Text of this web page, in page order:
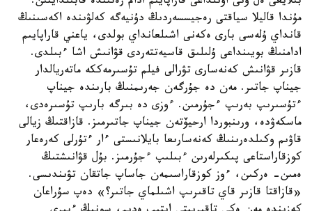
مۇندا قاليلا سياقتى رەجيسسەردىڭ دۇنيەگە كەلۋىندە اكەسىنىڭ
قانداي ۇلەسى بارى ەكەنى اشىلعانداي بولدى، ياعني قاراپايىم
ادامنىڭ بويىنداعى ۇلىلىق قاسيەتتەردى قۋانىش اشا ءبىلدى.
قازىر قۋانىش كەنەسارى تۋرالى فيلم تۇسىرمەككە ماتەريالدار
جيناپ جاتىر. مەن دە جۇرگەن جەرىمنىڭ بارىندە جيناپ
ءتۇسىرىپ بەرىپ ءجۇرمىن. ءوزى دە بىرگە بارىپ تۇسىرەدى،
ماسكەۋدە، ورىنبوردا ارحيۆتەن جيناپ جاتىرمىز. قازاقتىڭ زيالى
قاۋىم وكىلدەرىنىڭ كەنەسارىعا بايلانىستى ءار ءتۇرلى كەرەعار
كوزقاراستاعى پىكىرلەرىن ءبىلىپ ءجۇرمىز. بۇل قۋانىشتىڭ
ەمىن- ەركىن، ءوز كوزقاراسىمەن جاساپ جاتقان تۋىندىسى.
«قازاقتا قازىر قاي تاقىرىپ اشىلماي جاتىر؟» دەپ سۇراعان